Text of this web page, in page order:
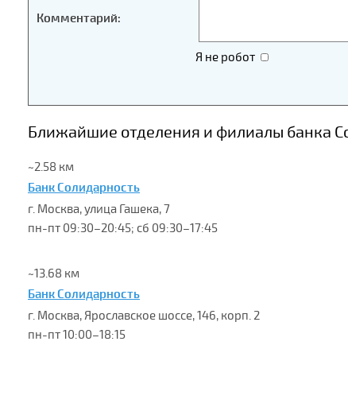
Комментарий:
Я не робот
Ближайшие отделения и филиалы банка
~2.58 км
Банк Солидарность
г. Москва, улица Гашека, 7
пн-пт 09:30–20:45; сб 09:30–17:45
~13.68 км
Банк Солидарность
г. Москва, Ярославское шоссе, 146, корп. 2
пн-пт 10:00–18:15